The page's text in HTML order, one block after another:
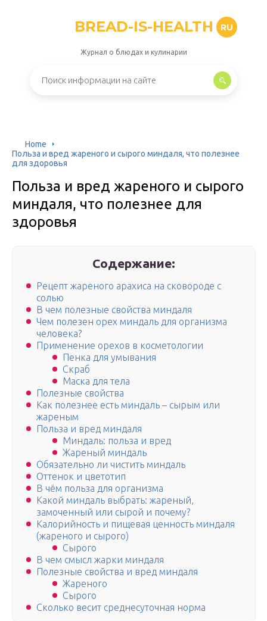
BREAD-IS-HEALTH RU
Журнал о блюдах и кулинарии
Home
Польза и вред жареного и сырого миндаля, что полезнее
для здоровья
Польза и вред жареного и сырого
миндаля, что полезнее для
здоровья
Содержание:
Рецепт жареного арахиса на сковороде с
солью
В чем полезные свойства миндаля
Чем полезен орех миндаль для организма
человека?
Применение орехов в косметологии
Пенка для умывания
Скраб
Маска для тела
Полезные свойства
Как полезнее есть миндаль – сырым или
жареным
Польза и вред миндаля
Миндаль: польза и вред
Жареный миндаль
Обязательно ли чистить миндаль
Оттенок и цветотип
В чём польза для организма
Какой миндаль выбрать: жареный,
замоченный или сырой и почему?
Калорийность и пищевая ценность миндаля
(жареного и сырого)
Сырого
В чем смысл жарки миндаля
Полезные свойства и вред миндаля
Жареного
Сырого
Сколько весит среднесуточная норма